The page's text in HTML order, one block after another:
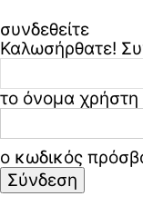
συνδεθείτε
Καλωσήρθατε!
το όνομα
ο κωδικός